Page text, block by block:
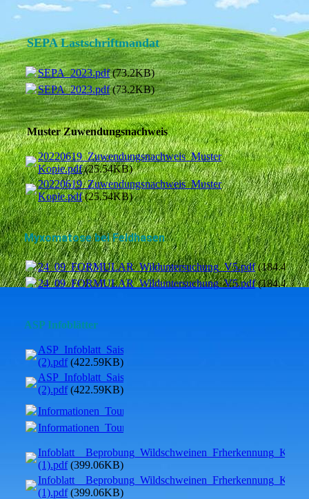
SEPA Lastschriftmandat
SEPA_2023.pdf(73.2KB)
SEPA_2023.pdf(73.2KB)
Muster Zuwendungsnachweis
20220619_Zuwendungsnachweis_Muster
Kopie.pdf(25.54KB)
20220619_Zuwendungsnachweis_Muster
Kopie.pdf(25.54KB)
Myxomatose bei Feldhasen
24_09_FORMULAR_Wilduntersuchung_V5.pdf
24_09_FORMULAR_Wilduntersuchung_V5.pdf
ASP Infoblätter
ASP_Infoblatt_Saisonarbeitskrfte_deutsch_2020
(2).pdf(422.59KB)
ASP_Infoblatt_Saisonarbeitskrfte_deutsch_2020
(2).pdf(422.59KB)
Informationen_Touristen_03_2024.pdf
Informationen_Touristen_03_2024.pdf
(1).pdf(399.06KB)
(1).pdf(399.06KB)